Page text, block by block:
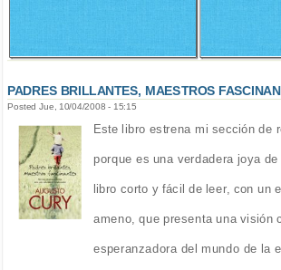
PADRES BRILLANTES, MAESTROS
Posted Jue, 10/04/2008 - 15:15
Este libro estrena mi sección de
porque es una verdadera joya
libro corto y fácil de leer, con un
ameno, que presenta una visión
esperanzadora del mundo de la